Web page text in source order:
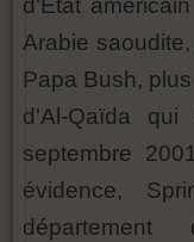
d'État
Arabie
Papa Bush,
d'Al-Qaïda
septembre
évidence,